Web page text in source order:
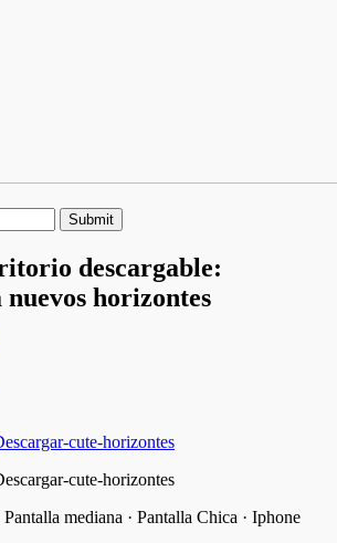
descargable:
horizontes
mediana · Pantalla Chica · Iphone